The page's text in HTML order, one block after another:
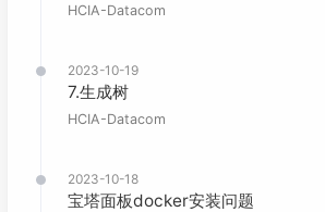
HCIA-Datacom
2023-10-19
7.生成树
HCIA-Datacom
2023-10-18
宝塔面板docker安装问题